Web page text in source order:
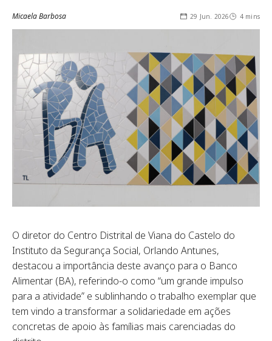
Micaela Barbosa 29 Jun. 2026 4 mins
O diretor do Centro Distrital de Viana do Castelo do
Instituto da Segurança Social, Orlando Antunes,
destacou a importância deste avanço para o Banco
Alimentar (BA), referindo-o como “um grande impulso
para a atividade” e sublinhando o trabalho exemplar que
tem vindo a transformar a solidariedade em ações
concretas de apoio às famílias mais carenciadas do